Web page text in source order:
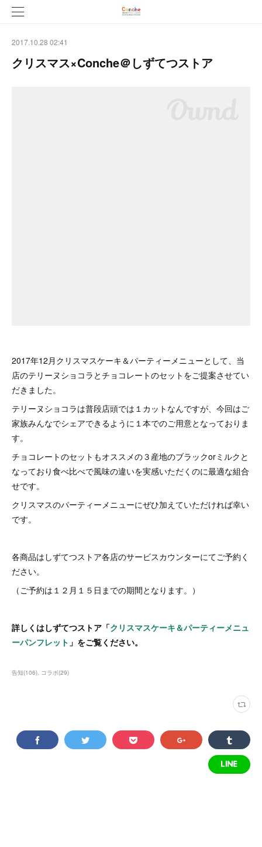
2017.10.28 02:41
クリスマス×Conche＠しずてつストア
2017年12月クリスマスケーキ＆パーティーメニューとして、当
店のテリーヌショコラとチョコレートのセットをご提案させてい
だきました。
テリーヌショコラは普段店頭では１カットなんですが、今回はご
家族みんなでシェアできるように１本でのご用意となっておりま
す。
チョコレートのセットもオススメの３産地のブラックorミルクと
なっており食べ比べで風味の違いを実感いただくのに最適な組合
せです。
クリスマスのパーティーメニューにぜひ加えていただければ幸い
です。
各商品はしずてつストア各店のサービスカウンターにてご予約く
ださい。
（ご予約は１２月１５日までの期間となります。）
詳しくはしずてつストア「クリスマスケーキ＆パーティーメニュ
ーパンフレット 」をご覧ください。
告知(106) コラボ(29)